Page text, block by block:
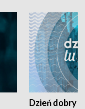
Dzień dobry